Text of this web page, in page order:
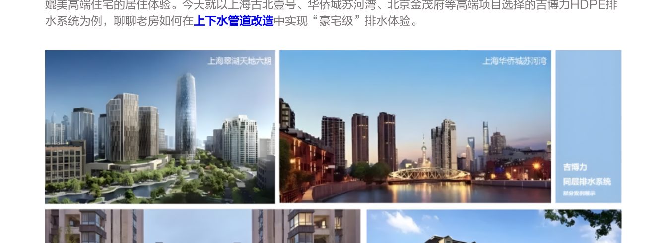
媲美高端住宅的居住体验。今天就以上海古北壹号、华侨城苏河湾、北京金茂府等高端项目选择的吉博力HDPE排
水系统为例，聊聊老房如何在上下水管道改造中实现“豪宅级”排水体验。